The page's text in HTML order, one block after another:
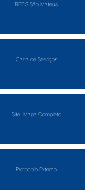
REFIS São Mateus
Carta de Serviços
Site: Mapa Completo
Protocolo Externo